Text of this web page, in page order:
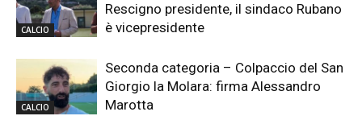
CALCIO
Rescigno presidente, il sindaco Rubano
è vicepresidente
CALCIO
Seconda categoria – Colpaccio del San
Giorgio la Molara: firma Alessandro
Marotta